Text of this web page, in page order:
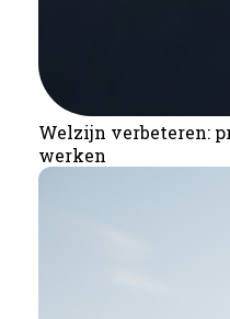
Welzijn verbeteren:
werken